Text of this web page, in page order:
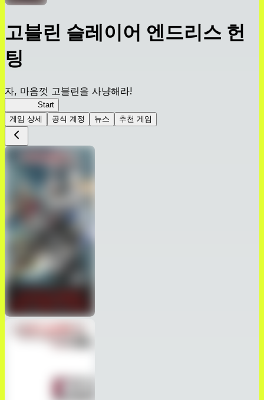
고블린 슬레이어 엔드리스 헌
팅
자, 마음껏 고블린을 사냥해라!
Start
게임 상세
공식 계정 뉴스 추천 게임